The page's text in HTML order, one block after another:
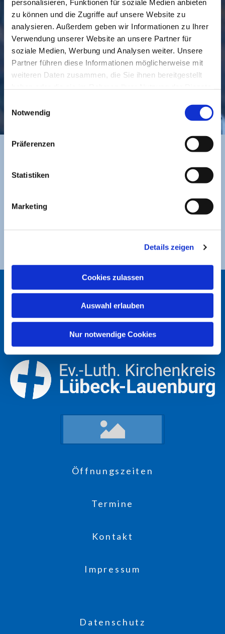
personalisieren, Funktionen für soziale Medien anbieten
zu können und die Zugriffe auf unsere Website zu
analysieren. Außerdem geben wir Informationen zu Ihrer
Verwendung unserer Website an unsere Partner für
soziale Medien, Werbung und Analysen weiter. Unsere
Partner führen diese Informationen möglicherweise mit
weiteren Daten zusammen, die Sie ihnen bereitgestellt
Notwendig
Präferenzen
Statistiken
Marketing
Details zeigen
Cookies zulassen
Auswahl erlauben
Nur notwendige Cookies
GEMEINDE BESUCHEN
BANKVERBINDUNG
Ev. Luth. Kirchengemeinde St. Jakobi
DE49 2305 0101 0001 0053 21
ST. JAKOBI LÜBECK
Öffnungszeiten
Termine
Kontakt
Impressum
Datenschutz